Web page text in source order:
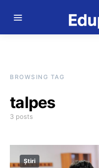
BROWSING TAG
talpes
3 posts
Știri